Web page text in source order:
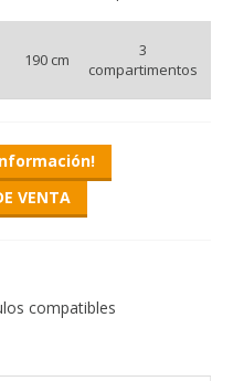
190 cm
3
compartimentos
VENTA
compatibles